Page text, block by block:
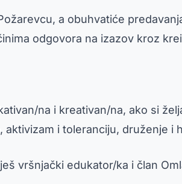
a obuhvatiće
odgovora na izazov kroz
na i kreativan/na, ako si
i toleranciju, druženje i
vršnjački edukator/ka i član